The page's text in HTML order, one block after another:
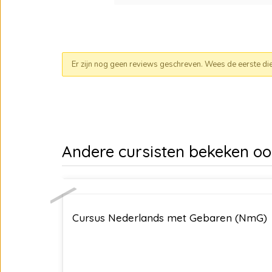
Er zijn nog geen reviews geschreven. Wees de eerste
Andere cursisten bekeken
Cursus Nederlands met Gebaren (NmG)